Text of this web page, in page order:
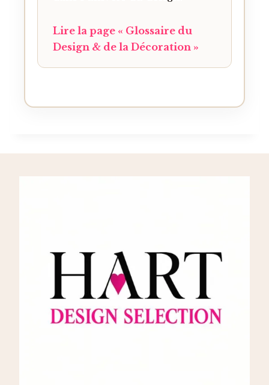
Lire la page « Glossaire du
Design & de la Décoration »